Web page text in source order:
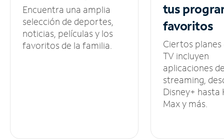
Encuentra una amplia
selección de deportes,
noticias, películas y los
favoritos de la familia.
tus
favoritos
Ciertos planes
TV incluyen
aplicaciones
streaming,
Disney+ hasta
Max y más.